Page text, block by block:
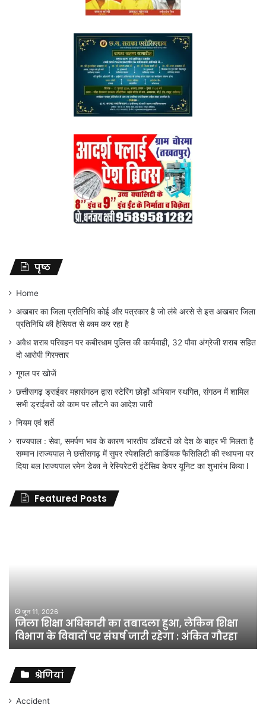
पृष्ठ
Home
अखबार का जिला प्रतिनिधि कोई और पत्रकार है जो लंबे अरसे से इस अखबार जिला
प्रतिनिधि की हैसियत से काम कर रहा है
अवैध शराब परिवहन पर कबीरधाम पुलिस की कार्यवाही, 32 पौवा अंग्रेजी शराब सहित
दो आरोपी गिरफ्तार
गूगल पर खोजें
छत्तीसगढ़ ड्राईवर महासंगठन द्वारा स्टेरिंग छोड़ों अभियान स्थगित, संगठन में शामिल
सभी ड्राईवरों को काम पर लौटने का आदेश जारी
नियम एवं शर्ते
राज्यपाल : सेवा, समर्पण भाव के कारण भारतीय डॉक्टरों को देश के बाहर भी मिलता है
सम्मान lराज्यपाल ने छत्तीसगढ़ में सुपर स्पेशलिटी कार्डियक फैसिलिटी की स्थापना पर
दिया बल lराज्यपाल रमेन डेका ने रेस्पिरेटरी इंटेंसिव केयर यूनिट का शुभारंभ किया l
Featured Posts
शिक्षा
विभाग
विवादों
संघर्ष
जारी
रहेगा
जून 11, 2026
जिला शिक्षा अधिकारी का तबादला हुआ, लेकिन शिक्षा
विभाग के विवादों पर संघर्ष जारी रहेगा : अंकित गौरहा
श्रेणियां
Accident